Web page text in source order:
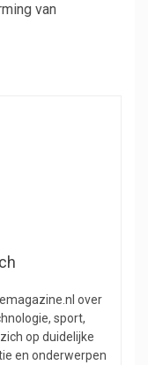
van
over
sport,
op duidelijke
en onderwerpen